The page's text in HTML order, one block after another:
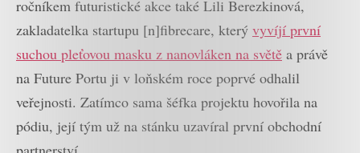
ročníkem futuristické akce také Lili Berezkinová,
zakladatelka startupu [n]fibrecare, který vyvíjí první
suchou pleťovou masku z nanovláken na světě a právě
na Future Portu ji v loňském roce poprvé odhalil
veřejnosti. Zatímco sama šéfka projektu hovořila na
pódiu, její tým už na stánku uzavíral první obchodní